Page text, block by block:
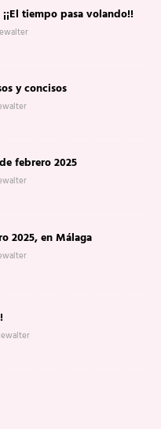
tiempo pasa volando!!
y concisos
febrero 2025
2025, en Málaga